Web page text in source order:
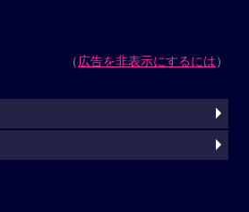
（広告を非表示にするには）